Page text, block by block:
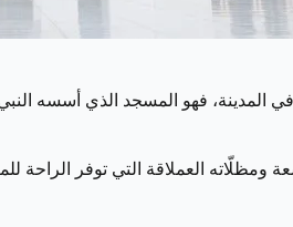
في المدينة، فهو المسجد الذي
العملاقة التي توفر الراحة